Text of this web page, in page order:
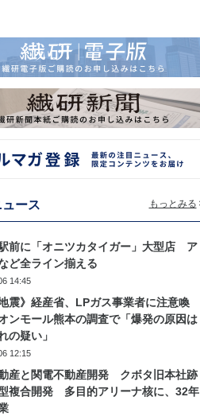
ース もっとみる
前に「オニツカタイガー」大型店 ア
ど全ライン揃える
14:45
地震》経産省、LPガス事業者に注意喚
モール熊本の調査で「爆発の原因は
の疑い」
12:15
産と関電不動産開発 クボタ旧本社跡
複合開発 多目的アリーナ核に、32年